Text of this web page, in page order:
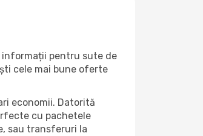
informații pentru sute de
cele mai bune oferte
economii. Datorită
cu pachetele
sau transferuri la